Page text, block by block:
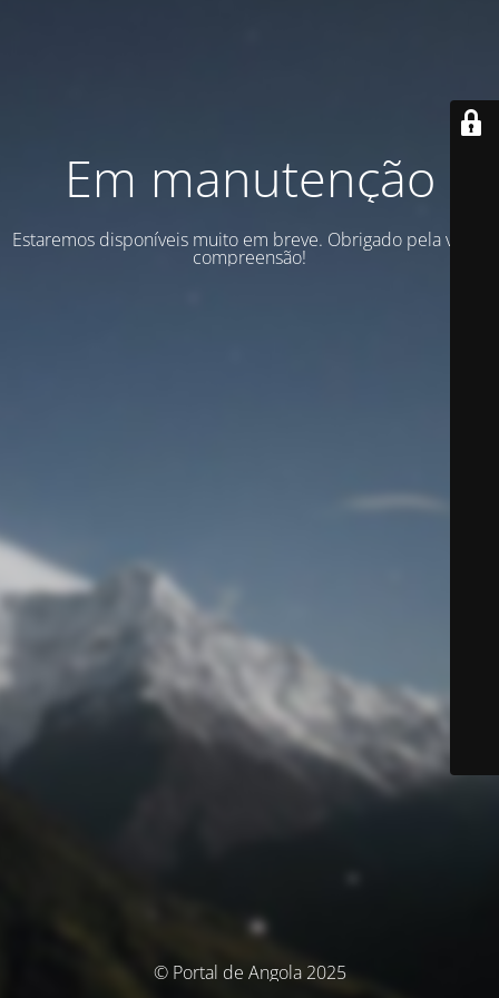
Em manutenção
Estaremos disponíveis muito em breve. Obrigado pela vossa
compreensão!
© Portal de Angola 2025